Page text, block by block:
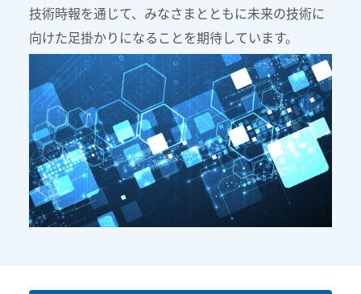
技術時報を通じて、みなさまとともに未来の技術に
向けた足掛かりになることを期待しています。